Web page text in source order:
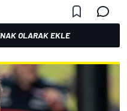
OLARAK EKLE